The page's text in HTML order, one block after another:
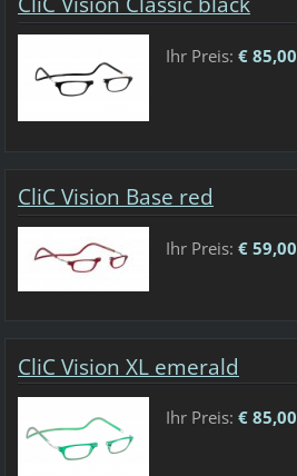
Ihr Preis: € 85,00
CliC Vision Base red
Ihr Preis: € 59,00
CliC Vision XL emerald
Ihr Preis: € 85,00